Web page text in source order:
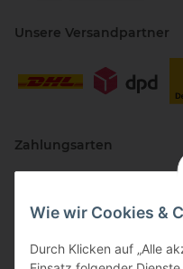
Wie wir Cookies &
Durch Klicken auf „Alle
Unsere Versandpartner
Zahlungsarten